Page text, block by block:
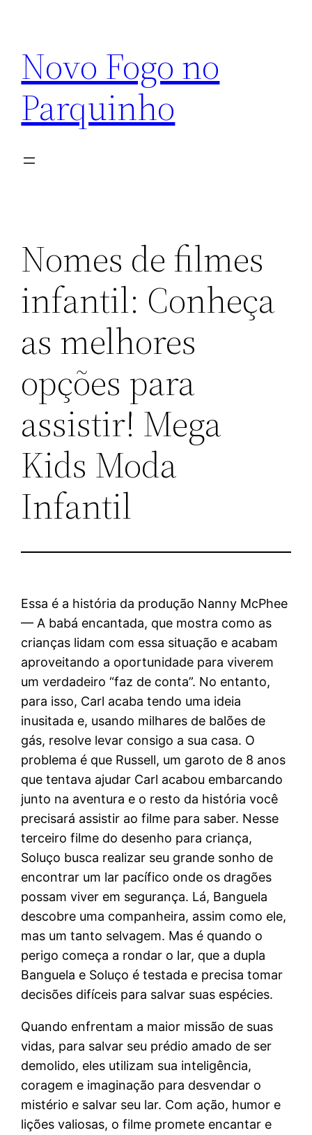
conteúdo
Novo Fogo no
Parquinho
Nomes de filmes
infantil: Conheça
as melhores
opções para
assistir! Mega
Kids Moda
Infantil
Essa é a história da produção Nanny McPhee
— A babá encantada, que mostra como as
crianças lidam com essa situação e acabam
aproveitando a oportunidade para viverem
um verdadeiro “faz de conta”. No entanto,
para isso, Carl acaba tendo uma ideia
inusitada e, usando milhares de balões de
gás, resolve levar consigo a sua casa. O
problema é que Russell, um garoto de 8 anos
que tentava ajudar Carl acabou embarcando
junto na aventura e o resto da história você
precisará assistir ao filme para saber. Nesse
terceiro filme do desenho para criança,
Soluço busca realizar seu grande sonho de
encontrar um lar pacífico onde os dragões
possam viver em segurança. Lá, Banguela
descobre uma companheira, assim como ele,
mas um tanto selvagem. Mas é quando o
perigo começa a rondar o lar, que a dupla
Banguela e Soluço é testada e precisa tomar
decisões difíceis para salvar suas espécies.
Quando enfrentam a maior missão de suas
vidas, para salvar seu prédio amado de ser
demolido, eles utilizam sua inteligência,
coragem e imaginação para desvendar o
mistério e salvar seu lar. Com ação, humor e
lições valiosas, o filme promete encantar e